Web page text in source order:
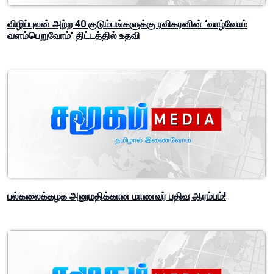
விழிப்புலன் அற்ற 40 குடும்பங்களுக்கு ரவிகரனின் ‘வாழ்வோம்
வளம்பெறுவோம்’ திட்டத்தில் உதவி
பல்கலைக்கழக அனுமதிக்கான மாணவர் பதிவு ஆரம்பம்!